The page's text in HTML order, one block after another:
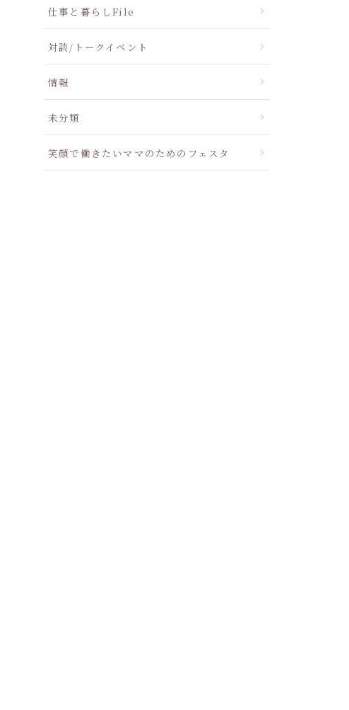
仕事と暮らしFile
対談/トークイベント
情報
未分類
笑顔で働きたいママのためのフェスタ